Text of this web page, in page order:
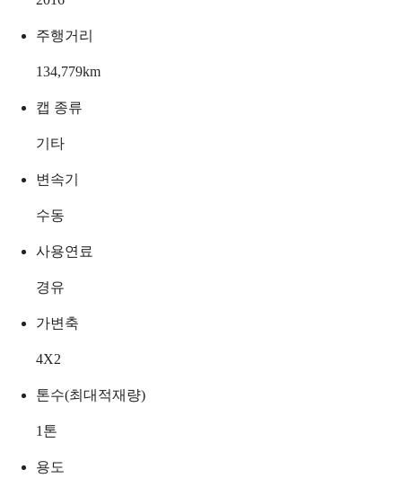
주행거리
134,779km
캡 종류
기타
변속기
수동
사용연료
경유
가변축
4X2
톤수(최대적재량)
1 톤
용도